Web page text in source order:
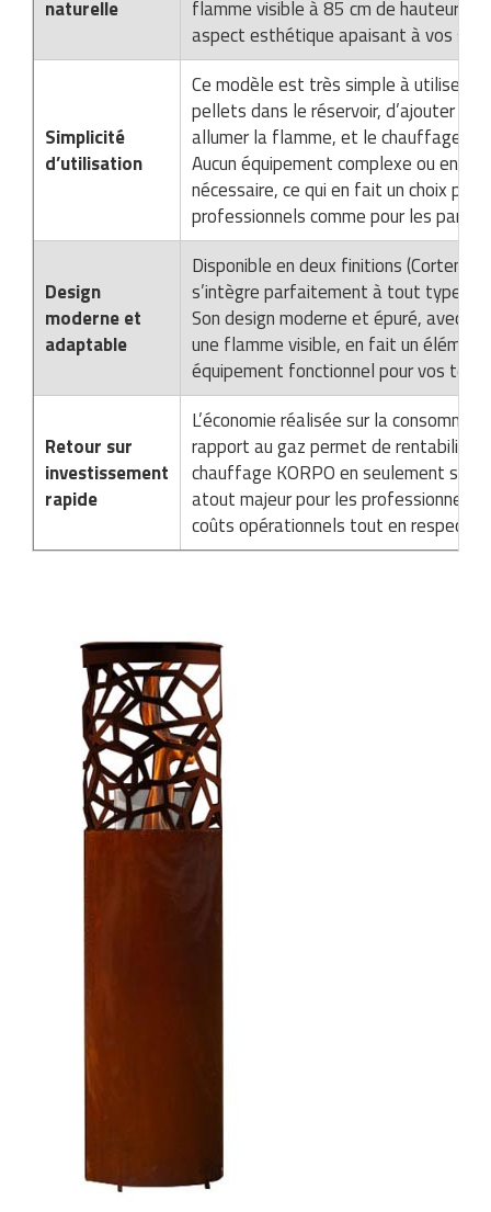
naturelle
flamme visible à 85 cm de hauteur
aspect esthétique apaisant à vos
Simplicité
d’utilisation
Ce modèle est très simple à utiliser :
pellets dans le réservoir, d’ajouter un
allumer la flamme, et le chauffage
Aucun équipement complexe ou
nécessaire, ce qui en fait un choix
professionnels comme pour les
Design
moderne et
adaptable
Disponible en deux finitions (Corten
s’intègre parfaitement à tout type
Son design moderne et épuré, avec
une flamme visible, en fait un
équipement fonctionnel pour vos
Retour sur
investissement
rapide
L’économie réalisée sur la
rapport au gaz permet de rentabiliser
chauffage KORPO en seulement six
atout majeur pour les professionnels
coûts opérationnels tout en